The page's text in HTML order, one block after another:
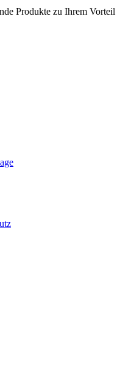
Produkte zu Ihrem Vorteil